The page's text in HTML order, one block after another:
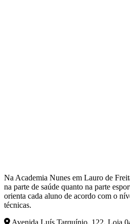
Na Academia Nunes em Lauro de
na parte de saúde quanto na parte
orienta cada aluno de acordo com o
técnicas.
Avenida Luís Tarquínio, 122, Loja